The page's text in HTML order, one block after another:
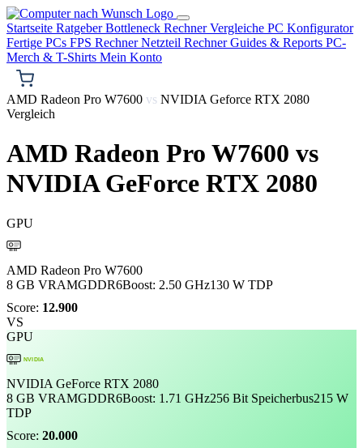
Startseite RatgeberBottleneck RechnerVergleiche PC Konfigurator
Fertige PCs FPS RechnerNetzteil RechnerGuides & Reports PC-
Merch & T-Shirts Mein Konto
AMD Radeon Pro W7600 vs NVIDIA Geforce RTX 2080
Vergleich
AMD Radeon Pro W7600 vs
NVIDIA GeForce RTX 2080
GPU
AMD Radeon Pro W7600
8 GB VRAMGDDR6Boost: 2.50 GHz130 W TDP
Score: 12.900
VS
GPU
NVIDIA
NVIDIA GeForce RTX 2080
8 GB VRAMGDDR6Boost: 1.71 GHz256 Bit Speicherbus215 W
TDP
Score: 20.000